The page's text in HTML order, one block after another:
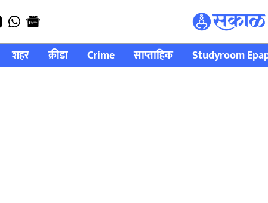
शहर क्रीडा Crime साप्ताहिक Studyroom